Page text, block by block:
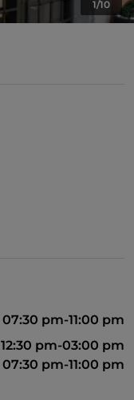
1/10
07:30 pm-11:00 pm
12:30 pm-03:00 pm
07:30 pm-11:00 pm